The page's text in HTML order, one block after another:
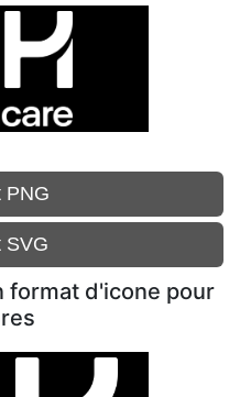
PNG
SVG
format d'icone pour